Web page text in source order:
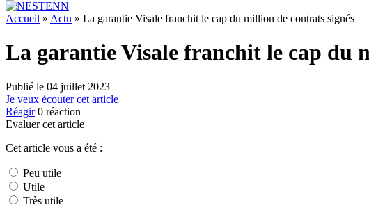
Accueil » Actu » La garantie Visale franchit le cap du million de contrats signés
La garantie Visale franchit le cap du
Publié le 04 juillet 2023
Je veux écouter cet article
Réagir 0 réaction
Evaluer cet article
Cet article vous a été :
Peu utile
Utile
Très utile